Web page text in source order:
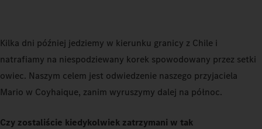
Kilka dni później jedziemy w kierunku granicy z Chile i
natrafiamy na niespodziewany korek spowodowany przez setki
owiec. Naszym celem jest odwiedzenie naszego przyjaciela
Mario w Coyhaique, zanim wyruszymy dalej na północ.
Czy zostaliście kiedykolwiek zatrzymani w tak